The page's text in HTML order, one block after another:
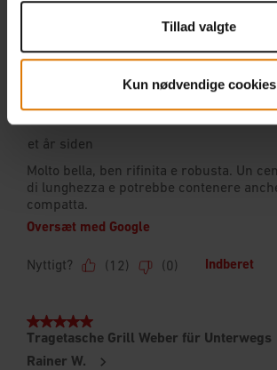
Tillad valgte
Kun nødvendige cookies